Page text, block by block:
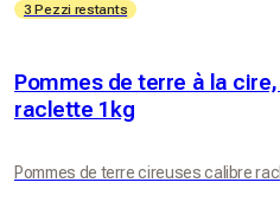
3 Pezzi restants
Pommes de terre à la
raclette 1kg
Pommes de terre cireuses calibre